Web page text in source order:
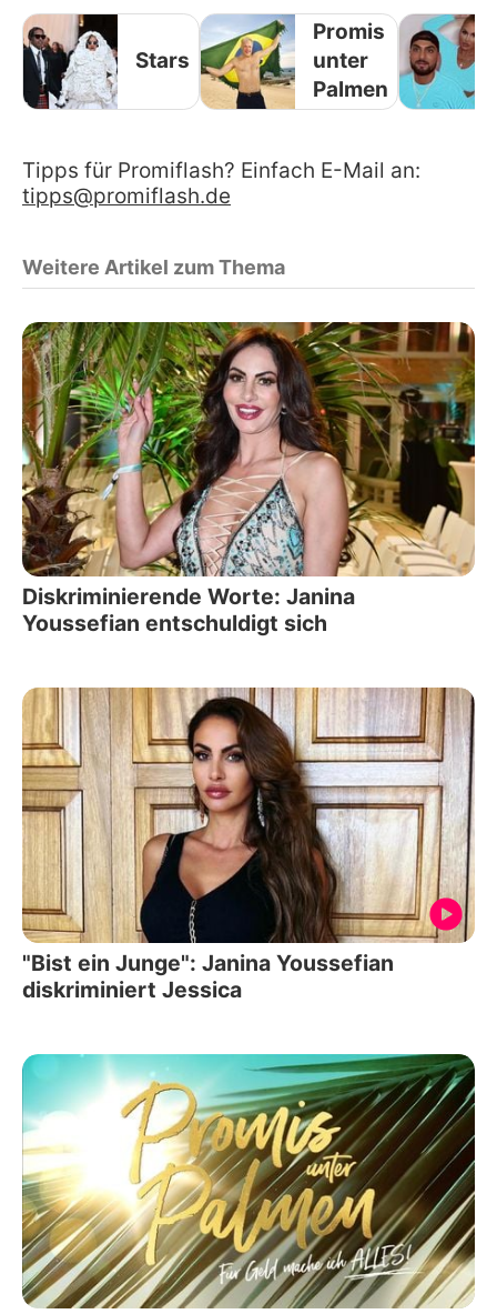
Stars
Promis
unter
Palmen
Tipps für Promiflash? Einfach E-Mail an:
tipps@promiflash.de
Weitere Artikel zum Thema
Diskriminierende Worte: Janina
Youssefian entschuldigt sich
"Bist ein Junge": Janina Youssefian
diskriminiert Jessica